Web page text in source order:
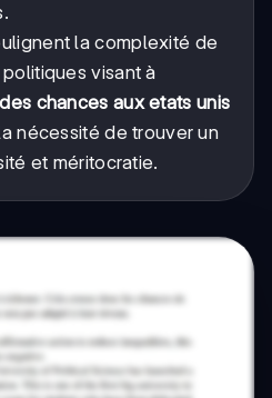
la complexité de
visant à
chances aux etats unis
nécessité de trouver un
et méritocratie.